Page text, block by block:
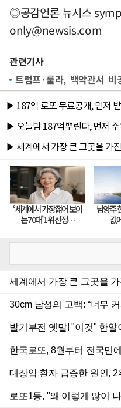
◎공감언론 뉴시스
only@newsis.com
관련기사
트럼프·룰라, 백악관서